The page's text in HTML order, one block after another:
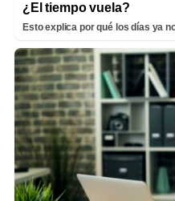
¿El tiempo vuela?
Esto explica por qué los días ya